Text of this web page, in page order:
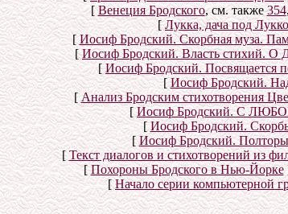
[Венеция Бродского, см. также354
[Лукка, дача под
[Иосиф Бродский. Скорбная муза.
[Иосиф Бродский. Власть стихий. О
[Иосиф Бродский. Посвящается
[Иосиф Бродский.
[ Анализ Бродским стихотворения
[ Иосиф Бродский. С
[Иосиф Бродский.
[Иосиф Бродский.
[Текст диалогов и стихотворений из
[Похороны Бродского в Нью-Йорке
[Начало серии компьютерной